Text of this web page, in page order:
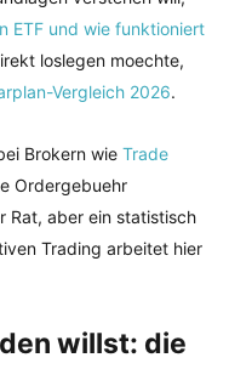
ETF und wie funktioniert
loslegen moechte,
Vergleich 2026.
Brokern wie Trade
Ordergebuehr
Rat, aber ein statistisch
Trading arbeitet hier
willst: die